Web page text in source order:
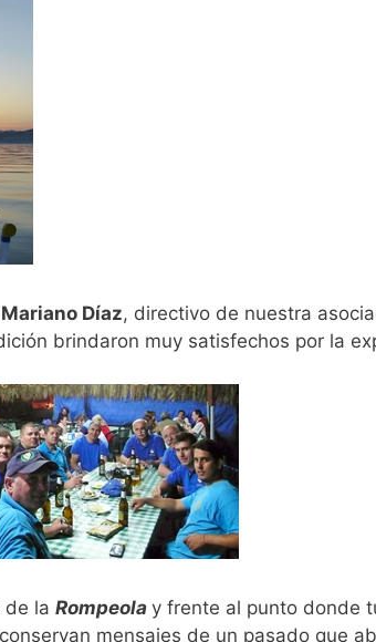
Mariano Díaz, directivo de nuestra
brindaron muy satisfechos por la
de la Rompeola y frente al punto donde
mensajes de un pasado que